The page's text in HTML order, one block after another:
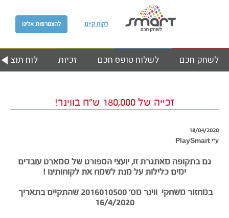
להצטרפות אלינו לקוח קיים
לוח זכיות לשלוח טופס חכם לשחק חכם
זכייה של 180,000 ש”ח בווינר!
18/04/2020
ע״י PlaySmart
גם בתקופה מאתגרת זו, יועצי הספורט של סמארט עובדים
ימים כלילות על מנת לשמח את לקוחותינו !
במחזור משחקי ווינר מס’ 2016010500 שהתקיים בתאריך
16/4/2020